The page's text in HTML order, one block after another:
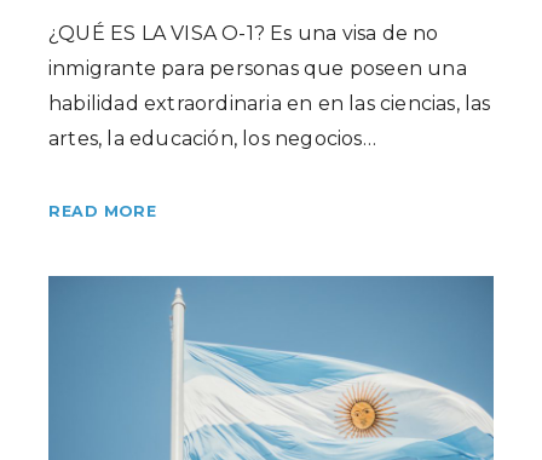
¿QUÉ ES LA VISA O-1? Es una visa de no
inmigrante para personas que poseen una
habilidad extraordinaria en en las ciencias, las
artes, la educación, los negocios…
READ MORE